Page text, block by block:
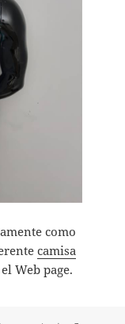
como
camisa
Web page.